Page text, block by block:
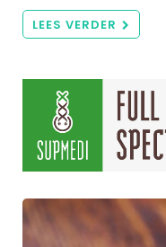
LEES VERDER